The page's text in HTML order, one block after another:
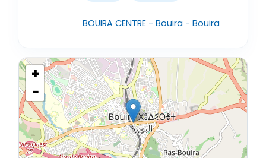
BOUIRA CENTRE - Bouira - Bouira
+
−